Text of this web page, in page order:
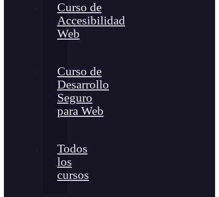
Curso de
Accesibilidad
Web
Curso de
Desarrollo
Seguro
para Web
Todos
los
cursos